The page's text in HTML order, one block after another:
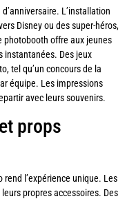
L’installation
Disney ou des super-héros,
photobooth offre aux jeunes
instantanées. Des jeux
tel qu’un concours de la
équipe. Les impressions
avec leurs souvenirs.
props
l’expérience unique. Les
propres accessoires. Des